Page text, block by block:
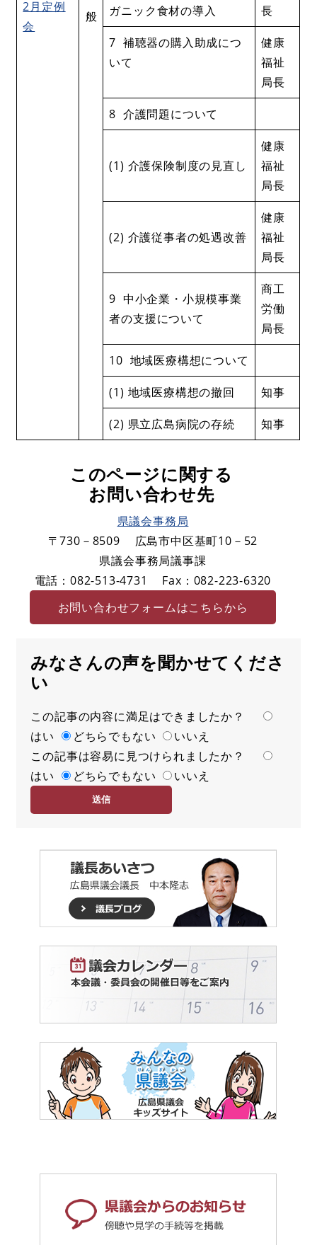
2月定例
会
般
ガニック食材の導入 長
7 補聴器の購入助成につ
いて
健康
福祉
局長
8 介護問題について
(1) 介護保険制度の見直し
健康
福祉
局長
(2) 介護従事者の処遇改善
健康
福祉
局長
9 中小企業・小規模事業
者の支援について
商工
労働
局長
10 地域医療構想について
(1) 地域医療構想の撤回 知事
(2) 県立広島病院の存続 知事
このページに関する
お問い合わせ先
県議会事務局
〒730－8509
広島市中区基町10－52
県議会事務局議事課
電話：082-513-4731
Fax：082-223-6320
お問い合わせフォームはこちらから
みなさんの声を聞かせてくださ
い
満
足
度
この記事の内容に満足はできましたか？
はい
どちらでもない
いいえ
容
易
この記事は容易に見つけられましたか？
はい
どちらでもない いいえ